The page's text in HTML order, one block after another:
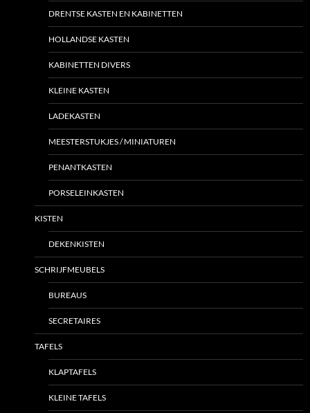
DRENTSE KASTEN EN KABINETTEN
HOLLANDSE KASTEN
KABINETTEN DIVERS
KLEINE KASTEN
LADEKASTEN
MEESTERSTUKJES / MINIATUREN
PENANTKASTEN
PORSELEINKASTEN
KISTEN
DEKENKISTEN
SCHRIJFMEUBELS
BUREAUS
SECRETAIRES
TAFELS
KLAPTAFELS
KLEINE TAFELS